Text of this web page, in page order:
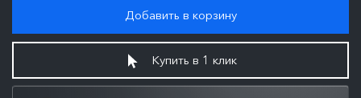
Добавить в корзину
Купить в 1 клик